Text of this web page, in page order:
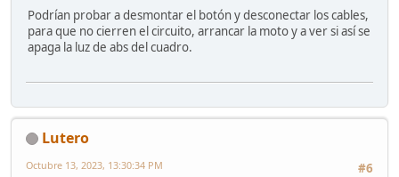
Podrían probar a desmontar el botón y desconectar los cables,
para que no cierren el circuito, arrancar la moto y a ver si así se
apaga la luz de abs del cuadro.
Lutero
#6
Octubre 13, 2023, 13:30:34 PM